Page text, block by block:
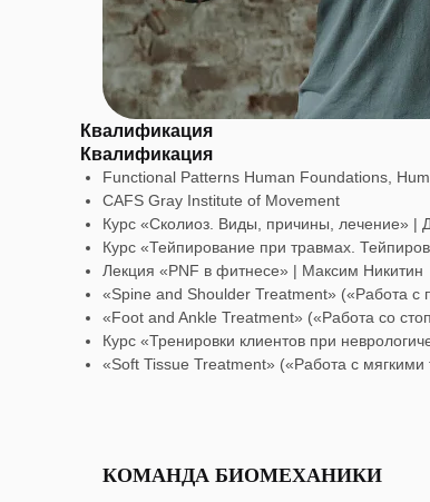
Квалификация
Квалификация
Functional Patterns Human Foundations,
CAFS Gray Institute of Movement
Курс «Сколиоз. Виды, причины, лечение» |
Курс «Тейпирование при травмах.
Лекция «PNF в фитнесе» | Максим Никитин
«Spine and Shoulder Treatment» («Работа
«Foot and Ankle Treatment» («Работа со
Курс «Тренировки клиентов при
«Soft Tissue Treatment» («Работа с
КОМАНДА БИОМЕХАНИКИ